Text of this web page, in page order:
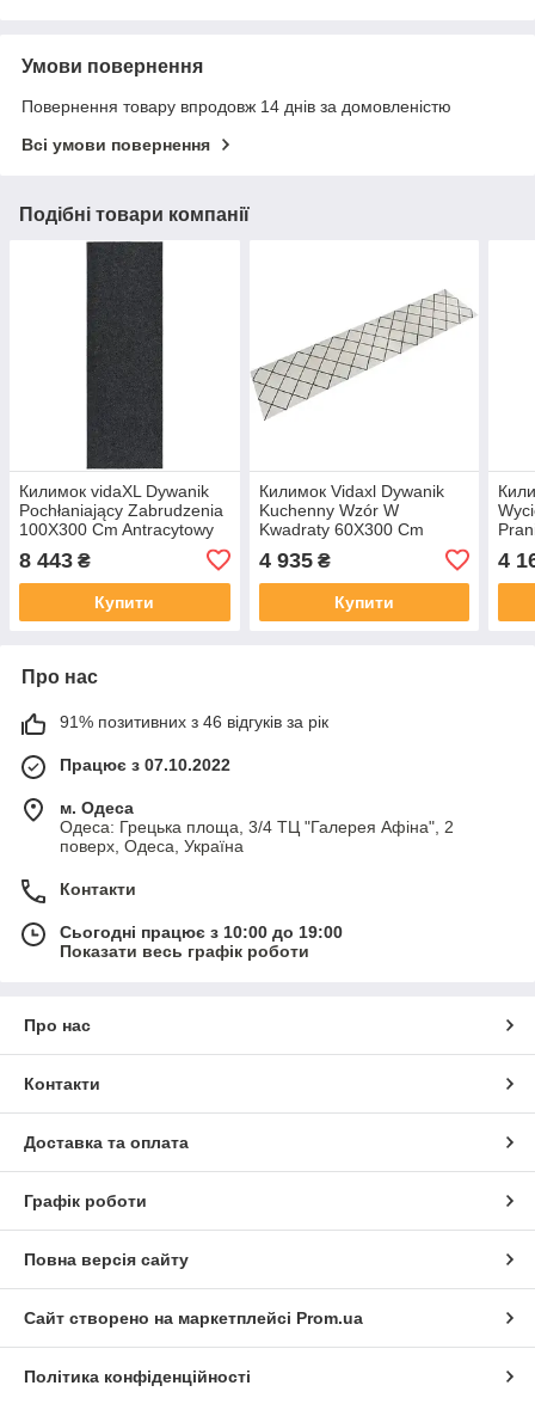
Умови повернення
Повернення товару впродовж 14 днів за домовленістю
Всі умови повернення
Подібні товари компанії
Килимок vidaXL Dywanik
Pochłaniający Zabrudzenia
100X300 Cm Antracytowy
8 443 ₴
Купити
Килимок Vidaxl Dywanik
Kuchenny Wzór W
Kwadraty 60X300 Cm
4 935₴
Купити
4
Про нас
91% позитивних з 46 відгуків за рік
Працює з 07.10.2022
м. Одеса
Одеса: Грецька площа, 3/4 ТЦ "Галерея Афіна", 2
поверх, Одеса, Україна
Контакти
Сьогодні працює з 10:00 до 19:00
Показати весь графік роботи
Про нас
Контакти
Доставка та оплата
Графік роботи
Повна версія сайту
Сайт створено на маркетплейсі Prom.ua
Політика конфіденційності